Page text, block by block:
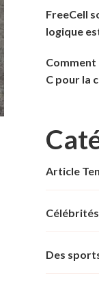
FreeCell
logique
Comment
C pour la
Article
Célébrités
Des